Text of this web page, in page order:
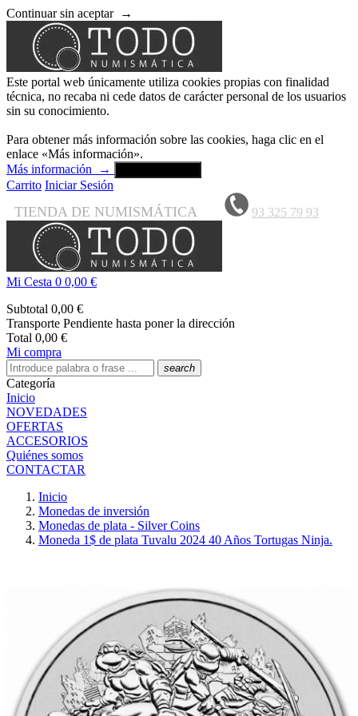
Continuar sin aceptar →
Este portal web únicamente utiliza cookies propias con finalidad
técnica, no recaba ni cede datos de carácter personal de los usuarios
sin su conocimiento.
Para obtener más información sobre las cookies, haga clic en el
enlace «Más información».
Más información
→
Carrito Iniciar Sesión
TIENDA DE NUMISMÁTICA 93 325 79 93
Mi Cesta 0 0,00 €
Subtotal 0,00 €
Transporte Pendiente hasta poner la dirección
Total 0,00 €
Mi compra
search
Categoría
Inicio
NOVEDADES
OFERTAS
ACCESORIOS
Quiénes somos
CONTACTAR
Inicio
Monedas de inversión
Monedas de plata - Silver Coins
Moneda 1$ de plata Tuvalu 2024 40 Años Tortugas Ninja.